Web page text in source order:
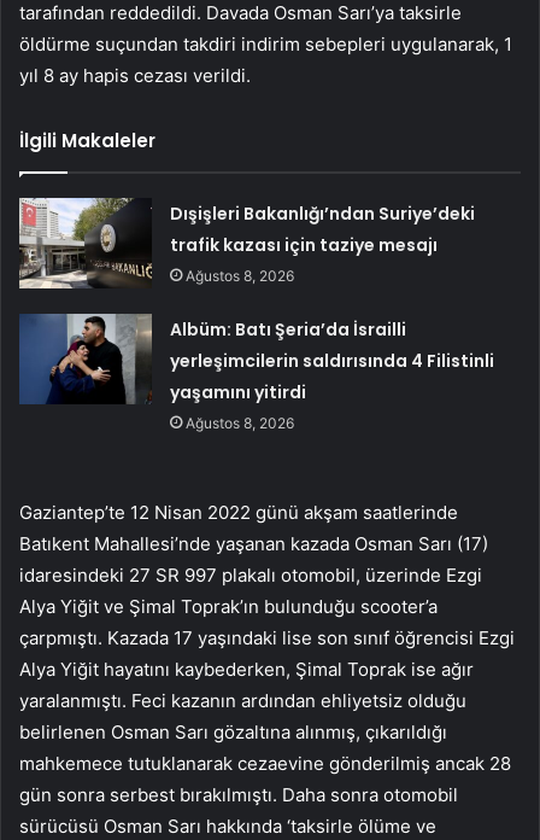
tarafından reddedildi. Davada Osman Sarı’ya taksirle
öldürme suçundan takdiri indirim sebepleri uygulanarak, 1
yıl 8 ay hapis cezası verildi.
İlgili Makaleler
Dışişleri Bakanlığı’ndan Suriye’deki
trafik kazası için taziye mesajı
Ağustos 8, 2026
Albüm: Batı Şeria’da İsrailli
yerleşimcilerin saldırısında 4 Filistinli
yaşamını yitirdi
Ağustos 8, 2026
Gaziantep’te 12 Nisan 2022 günü akşam saatlerinde
Batıkent Mahallesi’nde yaşanan kazada Osman Sarı (17)
idaresindeki 27 SR 997 plakalı otomobil, üzerinde Ezgi
Alya Yiğit ve Şimal Toprak’ın bulunduğu scooter’a
çarpmıştı. Kazada 17 yaşındaki lise son sınıf öğrencisi Ezgi
Alya Yiğit hayatını kaybederken, Şimal Toprak ise ağır
yaralanmıştı. Feci kazanın ardından ehliyetsiz olduğu
belirlenen Osman Sarı gözaltına alınmış, çıkarıldığı
mahkemece tutuklanarak cezaevine gönderilmiş ancak 28
gün sonra serbest bırakılmıştı. Daha sonra otomobil
sürücüsü Osman Sarı hakkında ‘taksirle ölüme ve